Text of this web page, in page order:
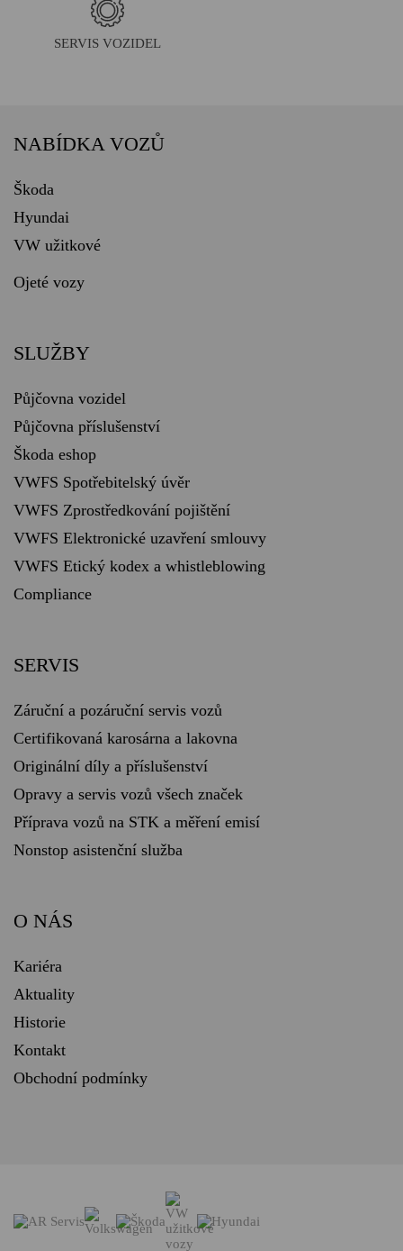
SERVIS VOZIDEL
NABÍDKA VOZŮ
Škoda
Hyundai
VW užitkové
Ojeté vozy
SLUŽBY
Půjčovna vozidel
Půjčovna příslušenství
Škoda eshop
VWFS Spotřebitelský úvěr
VWFS Zprostředkování pojištění
VWFS Elektronické uzavření smlouvy
VWFS Etický kodex a whistleblowing
Compliance
SERVIS
Záruční a pozáruční servis vozů
Certifikovaná karosárna a lakovna
Originální díly a příslušenství
Opravy a servis vozů všech značek
Příprava vozů na STK a měření emisí
Nonstop asistenční služba
O NÁS
Kariéra
Aktuality
Historie
Kontakt
Obchodní podmínky